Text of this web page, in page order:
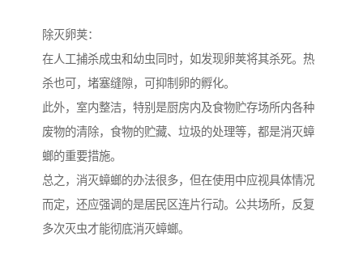
除灭卵荚：
在人工捕杀成虫和幼虫同时，如发现卵荚将其杀死。热
杀也可，堵塞缝隙，可抑制卵的孵化。
此外，室内整洁，特别是厨房内及食物贮存场所内各种
废物的清除，食物的贮藏、垃圾的处理等，都是消灭蟑
螂的重要措施。
总之，消灭蟑螂的办法很多，但在使用中应视具体情况
而定，还应强调的是居民区连片行动。公共场所，反复
多次灭虫才能彻底消灭蟑螂。